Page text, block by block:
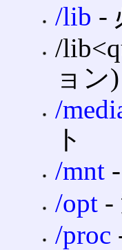
/lib ‐
/
ョン)
/
ト
/mnt
/opt
/proc